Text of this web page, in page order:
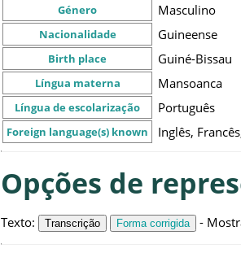
Género Masculino
Nacionalidade Guineense
Birth place Guiné-Bissau
Língua materna Mansoanca
Língua de escolarização Português
Foreign language(s) known Inglês,
Opções de
Texto: Transcrição Forma corrigida -